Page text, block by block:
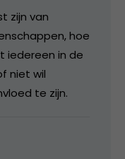
zijn van
hoe
iedereen in de
niet wil
te zijn.